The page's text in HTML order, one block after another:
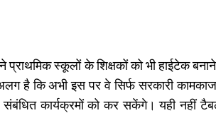
स्कूलों के शिक्षकों को भी हाईटेक
है कि अभी इस पर वे सिर्फ सरकारी
कार्यक्रमों को कर सकेंगे। यही नहीं